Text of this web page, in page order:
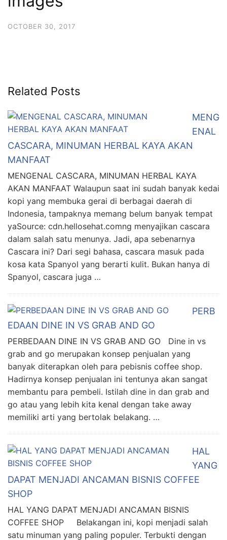
OCTOBER 30, 2017
Related Posts
MENG
ENAL
CASCARA, MINUMAN HERBAL KAYA AKAN
MANFAAT
MENGENAL CASCARA, MINUMAN HERBAL KAYA
AKAN MANFAAT Walaupun saat ini sudah banyak kedai
kopi yang membuka gerai di berbagai daerah di
Indonesia, tampaknya memang belum banyak tempat
yaSource: cdn.hellosehat.comng menyajikan cascara
dalam salah satu menunya. Jadi, apa sebenarnya
Cascara ini? Dari segi bahasa, cascara masuk pada
kosa kata Spanyol yang berarti kulit. Bukan hanya di
Spanyol, cascara juga …
PERB
EDAAN DINE IN VS GRAB AND GO
PERBEDAAN DINE IN VS GRAB AND GO Dine in vs
grab and go merupakan konsep penjualan yang
banyak diterapkan oleh para pebisnis coffee shop.
Hadirnya konsep penjualan ini tentunya akan sangat
membantu para pembeli. Istilah dine in dan grab and
go atau yang lebih kita kenal dengan take away
memiliki arti yang bertolak belakang. …
HAL
YANG
DAPAT MENJADI ANCAMAN BISNIS COFFEE
SHOP
HAL YANG DAPAT MENJADI ANCAMAN BISNIS
COFFEE SHOP Belakangan ini, kopi menjadi salah
satu minuman yang paling populer. Terbukti dengan